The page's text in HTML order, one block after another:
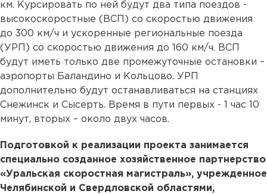
км. Курсировать по ней будут два типа поездов -
высокоскоростные (ВСП) со скоростью движения
до 300 км/ч и ускоренные региональные поезда
(УРП) со скоростью движения до 160 км/ч. ВСП
будут иметь только две промежуточные остановки –
аэропорты Баландино и Кольцово. УРП
дополнительно будут останавливаться на станциях
Снежинск и Сысерть. Время в пути первых - 1 час 10
минут, вторых – около двух часов.
Подготовкой к реализации проекта занимается
специально созданное хозяйственное партнерство
«Уральская скоростная магистраль», учрежденное
Челябинской и Свердловской областями,